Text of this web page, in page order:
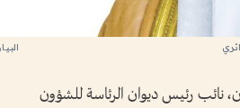
نائب رئيس ديوان الرئاسة للشؤون